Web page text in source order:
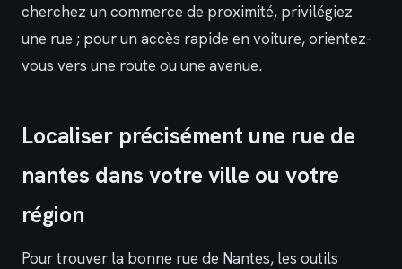
cherchez un commerce de proximité, privilégiez
une rue ; pour un accès rapide en voiture, orientez-
vous vers une route ou une avenue.
Localiser précisément une rue de
nantes dans votre ville ou votre
région
Pour trouver la bonne rue de Nantes, les outils